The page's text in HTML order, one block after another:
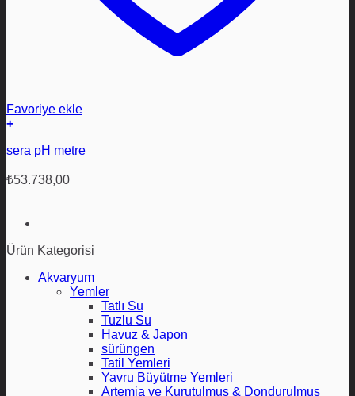
Favoriye ekle
+
sera pH metre
₺53.738,00
Ürün Kategorisi
Akvaryum
Yemler
Tatlı Su
Tuzlu Su
Havuz & Japon
sürüngen
Tatil Yemleri
Yavru Büyütme Yemleri
Artemia ve Kurutulmuş & Dondurulmuş